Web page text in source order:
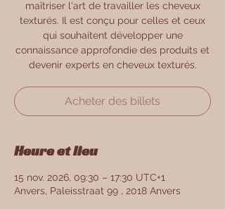
maîtriser l'art de travailler les cheveux
texturés. Il est conçu pour celles et ceux
qui souhaitent développer une
connaissance approfondie des produits et
devenir experts en cheveux texturés.
Acheter des billets
Heure et lieu
15 nov. 2026, 09:30 – 17:30 UTC+1
Anvers, Paleisstraat 99 , 2018 Anvers